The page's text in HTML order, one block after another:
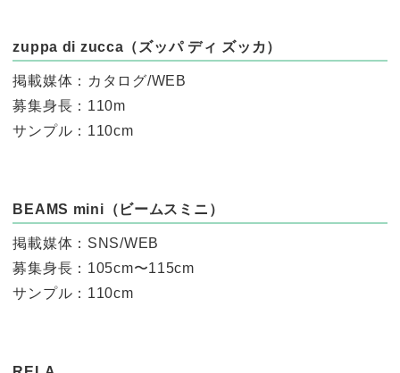
zuppa di zucca（ズッパ ディ ズッカ）
掲載媒体：カタログ/WEB
募集身長：110m
サンプル：110cm
BEAMS mini（ビームスミニ）
掲載媒体：SNS/WEB
募集身長：105cm〜115cm
サンプル：110cm